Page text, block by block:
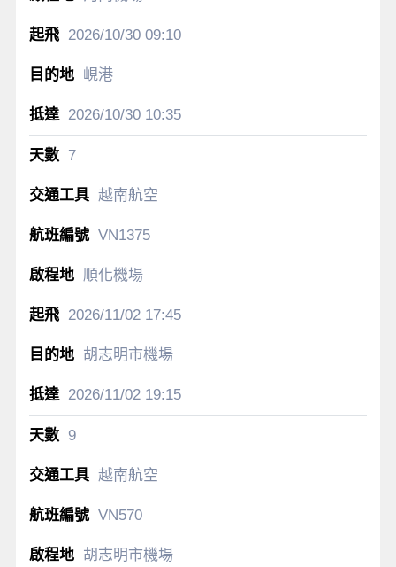
2026/10/3009:10
峴港
2026/10/3010:35
7
越南航空
VN1375
順化機場
2026/11/0217:45
胡志明市機場
2026/11/0219:15
9
越南航空
VN570
胡志明市機場